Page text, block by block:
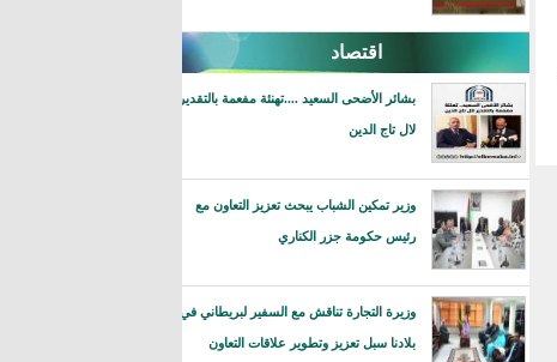
اقتصاد
بشائر الأضحى السعيد ....تهنئة مفعمة بالتقدير
لال تاج الدين
وزير تمكين الشباب يبحث تعزيز التعاون مع
رئيس حكومة جزر الكناري
وزيرة التجارة تناقش مع السفير لبريطاني في
بلادنا سبل تعزيز وتطوير علاقات التعاون